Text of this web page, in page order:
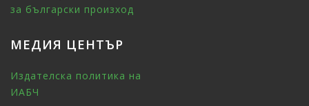
за български произход
МЕДИЯ ЦЕНТЪР
Издателска политика на
ИАБЧ